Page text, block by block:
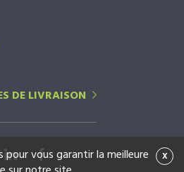
DE LIVRAISON
x
pour vous garantir la meilleure